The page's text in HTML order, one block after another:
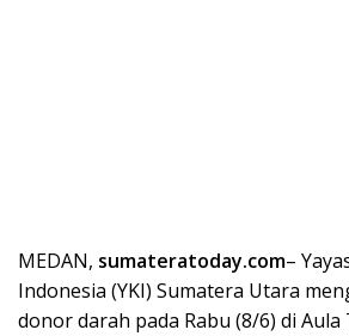
MEDAN, sumateratoday.com–
Indonesia (YKI) Sumatera Utara
donor darah pada Rabu (8/6) di Aula